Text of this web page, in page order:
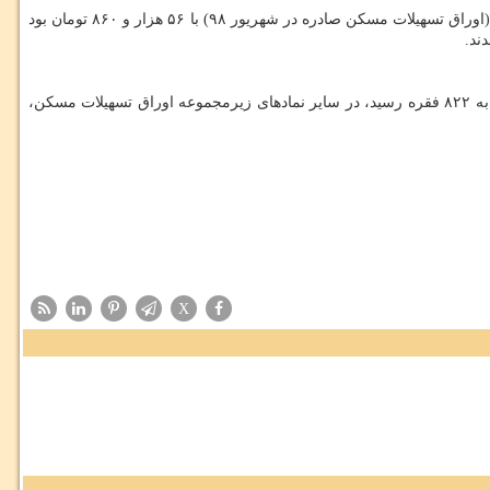
گران ترین برگه های تسهیلات مسكن در معاملات امروز (چهارشنبه ۲۸ اسفند) بعنوان آخرین روز فعالیت بازار سرمایه در سال ۹۸، برگه های تسه ۹۸۰۶ (اوراق تسهیلات مسكن صادره در شهریور ۹۸) با ۵۶ هزار و ۸۶۰ تومان بود
نوین فرابورس، به جز نماد معاملاتی تسه ۹۸۱۰ (اوراق تسهیلات مسكن صادره در دی ۹۸) كه به ۸۲۲ فقره رسید، در سایر نمادهای زیرمجموعه اوراق تسهیلات مسكن،
X